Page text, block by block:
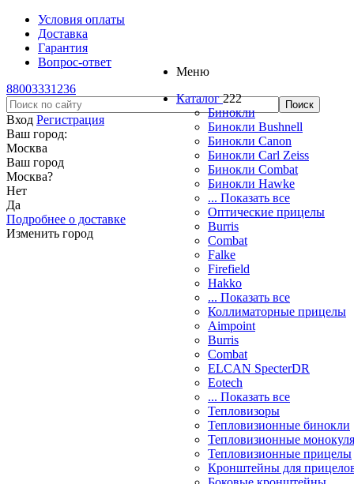
Условия оплаты
Доставка
Гарантия
Вопрос-ответ
88003331236
Вход Регистрация
Ваш город:
Москва
Ваш город
Москва?
Нет
Да
Подробнее о доставке
Изменить город
Меню
Каталог 222
Бинокли
Бинокли Bushnell
Бинокли Canon
Бинокли Carl Zeiss
Бинокли Combat
Бинокли Hawke
... Показать все
Оптические прицелы
Burris
Combat
Falke
Firefield
Hakko
... Показать все
Коллиматорные прицелы
Aimpoint
Burris
Combat
ELCAN SpecterDR
Eotech
... Показать все
Тепловизоры
Тепловизионные бинокли
Тепловизионные
Тепловизионные прицелы
Кронштейны для